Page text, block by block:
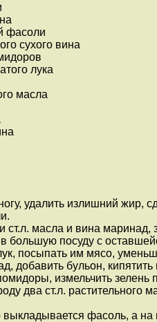
фасоли
сухого вина
лука
масла
удалить излишний жир,
ст.л. масла и вина
большую посуду с
посыпать им мясо,
добавить бульон,
измельчить зелень
два ст.л.
фасоль, а на